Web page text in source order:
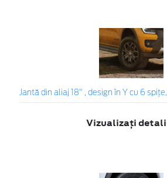
Jantă din aliaj 18" , design în Y cu 6
Vizualizați